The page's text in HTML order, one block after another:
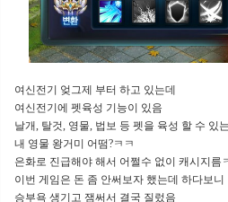
여신전기 엊그제 부터 하고 있는데
여신전기에 펫육성 기능이 있음
날개, 탈것, 영물, 법보 등 펫을 육성 할 수 있
내 영물 왕거미 어떰?ㅋㅋ
은화로 진급해야 해서 어쩔수 없이 캐시지름
이번 게임은 돈 좀 안써보자 했는데 하다보니
승부욕 생기고 잼써서 결국 질렀음